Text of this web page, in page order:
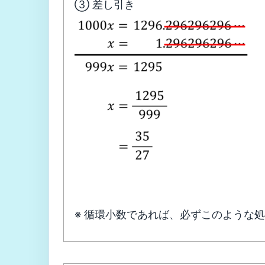
③ 差し引き
※ 循環小数であれば、必ずこのような処